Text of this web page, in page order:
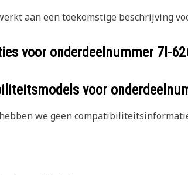
aan een toekomstige beschrijving
voor onderdeelnummer 7I-
voor
we geen